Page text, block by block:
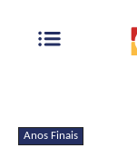
Anos Finais